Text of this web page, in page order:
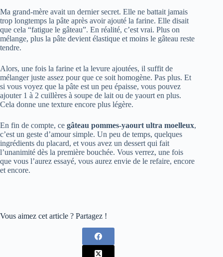
Ma grand-mère avait un dernier secret. Elle ne battait jamais
trop longtemps la pâte après avoir ajouté la farine. Elle disait
que cela “fatigue le gâteau”. En réalité, c’est vrai. Plus on
mélange, plus la pâte devient élastique et moins le gâteau reste
tendre.
Alors, une fois la farine et la levure ajoutées, il suffit de
mélanger juste assez pour que ce soit homogène. Pas plus. Et
si vous voyez que la pâte est un peu épaisse, vous pouvez
ajouter 1 à 2 cuillères à soupe de lait ou de yaourt en plus.
Cela donne une texture encore plus légère.
En fin de compte, ce gâteau pommes-yaourt ultra moelleux,
c’est un geste d’amour simple. Un peu de temps, quelques
ingrédients du placard, et vous avez un dessert qui fait
l’unanimité dès la première bouchée. Vous verrez, une fois
que vous l’aurez essayé, vous aurez envie de le refaire, encore
et encore.
Vous aimez cet article ? Partagez !